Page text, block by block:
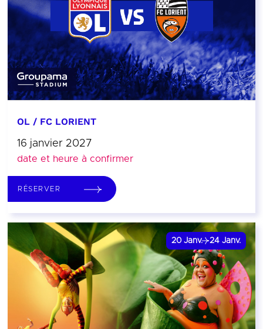
OL / FC LORIENT
16 janvier 2027
date et heure à confirmer
RÉSERVER
20 Janv. 24 Janv.